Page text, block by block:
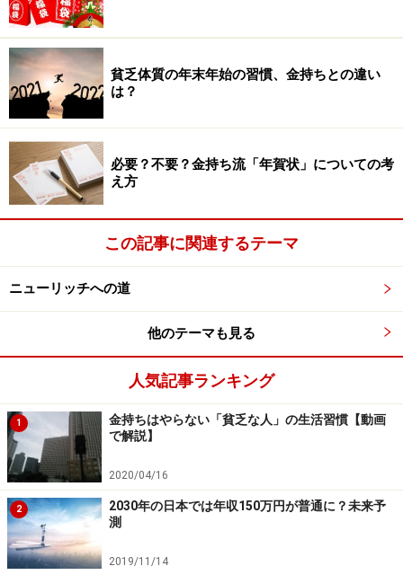
貧乏体質の年末年始の習慣、金持ちとの違い
は？
必要？不要？金持ち流「年賀状」についての考
え方
この記事に関連するテーマ
ニューリッチへの道
他のテーマも見る
人気記事ランキング
1
金持ちはやらない「貧乏な人」の生活習慣【動画
で解説】
2020/04/16
2
2030年の日本では年収150万円が普通に？未来予
測
2019/11/14